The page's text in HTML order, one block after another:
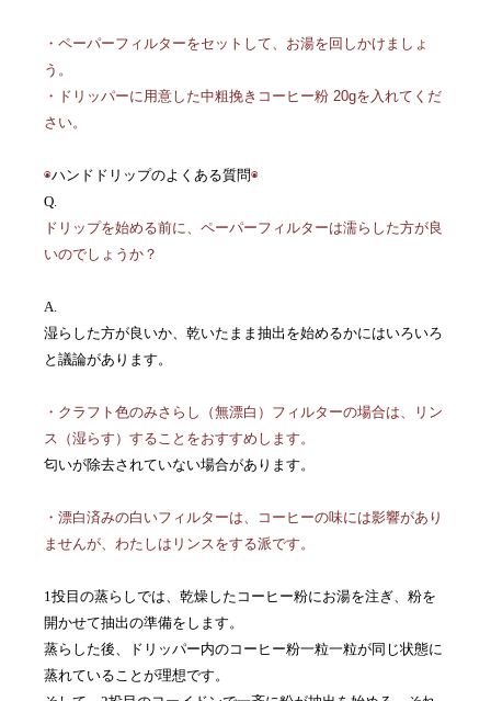
・ペーパーフィルターをセットして、お湯を回しかけましょ
う。
・ドリッパーに用意した中粗挽きコーヒー粉 20gを入れてくだ
さい。
◉ハンドドリップのよくある質問◉
Q.
ドリップを始める前に、ペーパーフィルターは濡らした方が良
いのでしょうか？
A.
湿らした方が良いか、乾いたまま抽出を始めるかにはいろいろ
と議論があります。
・クラフト色のみさらし（無漂白）フィルターの場合は、リン
ス（湿らす）することをおすすめします。
匂いが除去されていない場合があります。
・漂白済みの白いフィルターは、コーヒーの味には影響があり
ませんが、わたしはリンスをする派です。
1投目の蒸らしでは、乾燥したコーヒー粉にお湯を注ぎ、粉を
開かせて抽出の準備をします。
蒸らした後、ドリッパー内のコーヒー粉一粒一粒が同じ状態に
蒸れていることが理想です。